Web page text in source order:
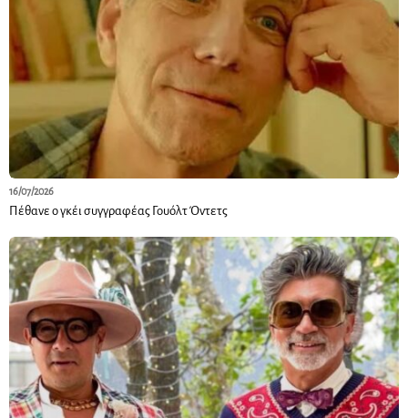
16/07/2026
Πέθανε ο γκέι συγγραφέας Γουόλτ Όντετς